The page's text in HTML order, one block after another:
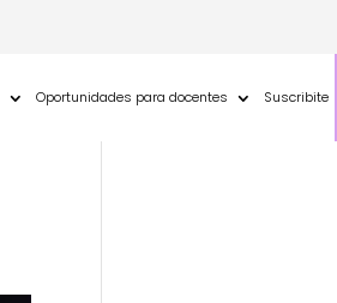
Oportunidades para docentes Suscribite